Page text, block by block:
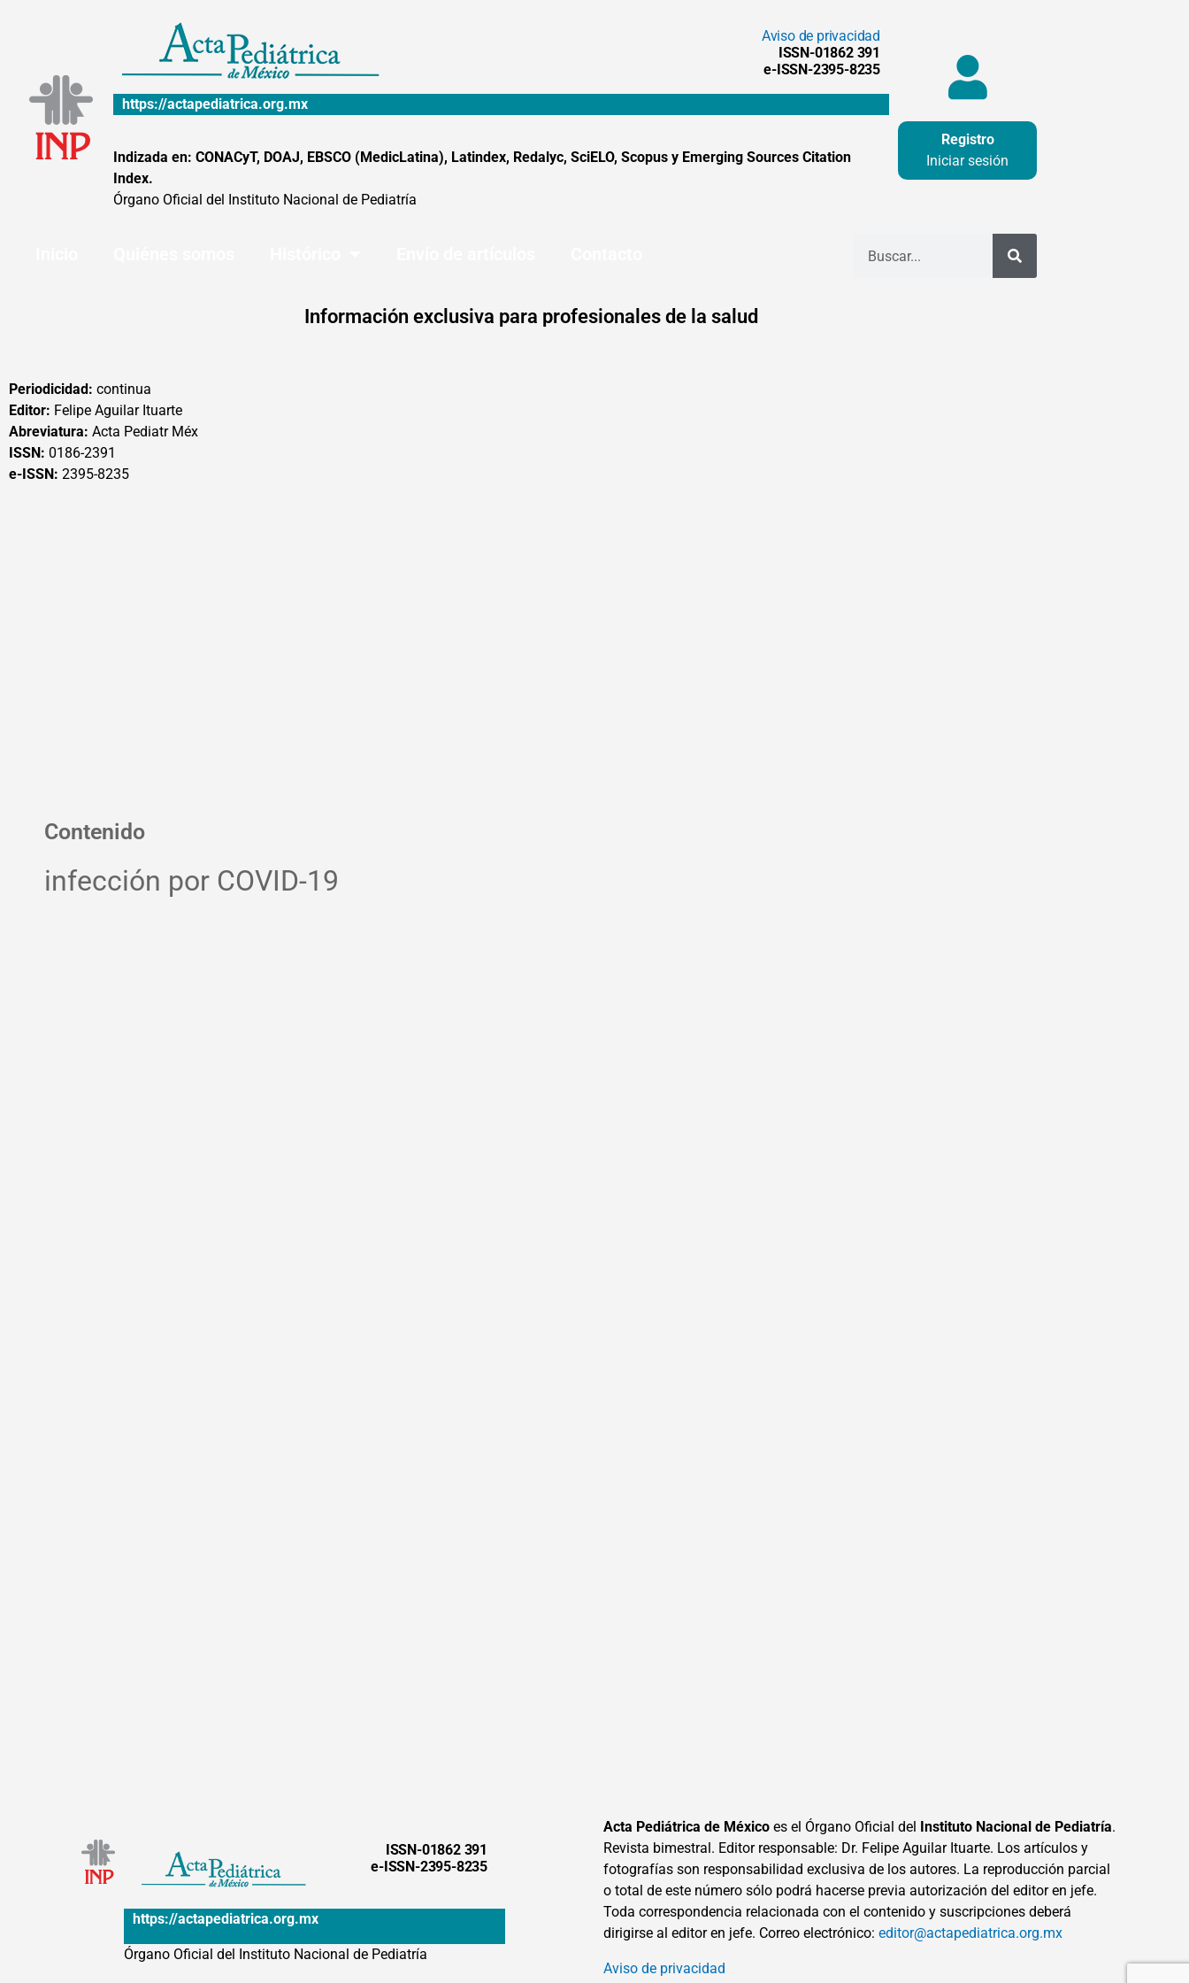
Aviso de privacidad
ISSN-01862 391
e-ISSN-2395-8235
https://actapediatrica.org.mx
Indizada en: CONACyT, DOAJ, EBSCO (MedicLatina), Latindex, Redalyc, SciELO, Scopus y Emerging Sources Citation
Index.
Órgano Oficial del Instituto Nacional de Pediatría
Registro
Iniciar sesión
Información exclusiva para profesionales de la salud
Periodicidad: continua
Editor: Felipe Aguilar Ituarte
Abreviatura: Acta Pediatr Méx
ISSN: 0186-2391
e-ISSN: 2395-8235
Contenido
infección por COVID-19
ISSN-01862 391
e-ISSN-2395-8235
https://actapediatrica.org.mx
Órgano Oficial del Instituto Nacional de Pediatría
Acta Pediátrica de México es el Órgano Oficial del Instituto Nacional de Pediatría.
Revista bimestral. Editor responsable: Dr. Felipe Aguilar Ituarte. Los artículos y
fotografías son responsabilidad exclusiva de los autores. La reproducción parcial
o total de este número sólo podrá hacerse previa autorización del editor en jefe.
Toda correspondencia relacionada con el contenido y suscripciones deberá
dirigirse al editor en jefe. Correo electrónico: editor@actapediatrica.org.mx
Aviso de privacidad